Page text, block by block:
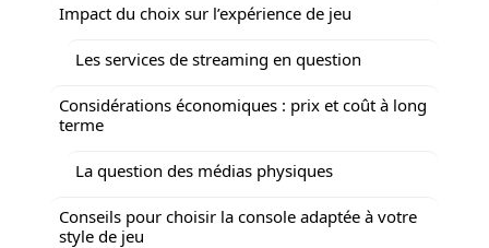
Impact du choix sur l’expérience de jeu
Les services de streaming en question
Considérations économiques : prix et coût à long
terme
La question des médias physiques
Conseils pour choisir la console adaptée à votre
style de jeu